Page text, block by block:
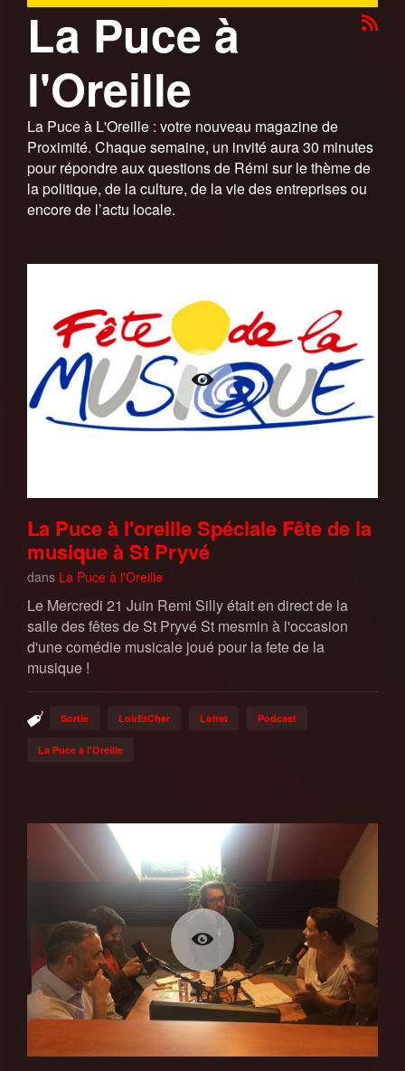
La Puce à
l'Oreille
La Puce à L'Oreille : votre nouveau magazine de
Proximité. Chaque semaine, un invité aura 30 minutes
pour répondre aux questions de Rémi sur le thème de
la politique, de la culture, de la vie des entreprises ou
encore de l’actu locale.
La Puce à l'oreille Spéciale Fête de la
musique à St Pryvé
dans La Puce à l'Oreille
Le Mercredi 21 Juin Remi Silly était en direct de la
salle des fêtes de St Pryvé St mesmin à l'occasion
d'une comédie musicale joué pour la fete de la
musique !
Sortie LoirEtCher Loiret Podcast
La Puce à l'Oreille